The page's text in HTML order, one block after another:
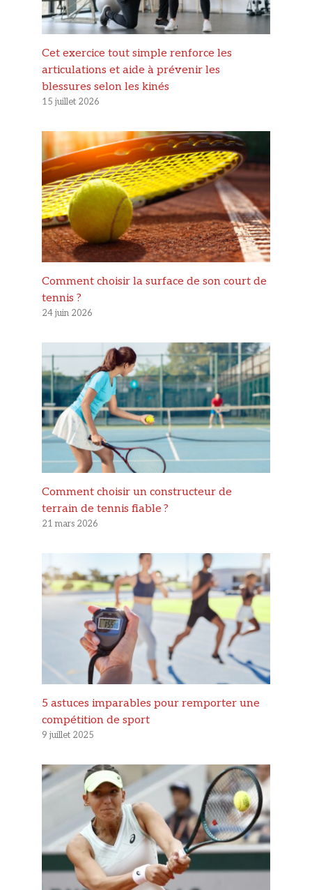
Cet exercice tout simple renforce les
articulations et aide à prévenir les
blessures selon les kinés
15 juillet 2026
Comment choisir la surface de son court de
tennis ?
24 juin 2026
Comment choisir un constructeur de
terrain de tennis fiable ?
21 mars 2026
5 astuces imparables pour remporter une
compétition de sport
9 juillet 2025